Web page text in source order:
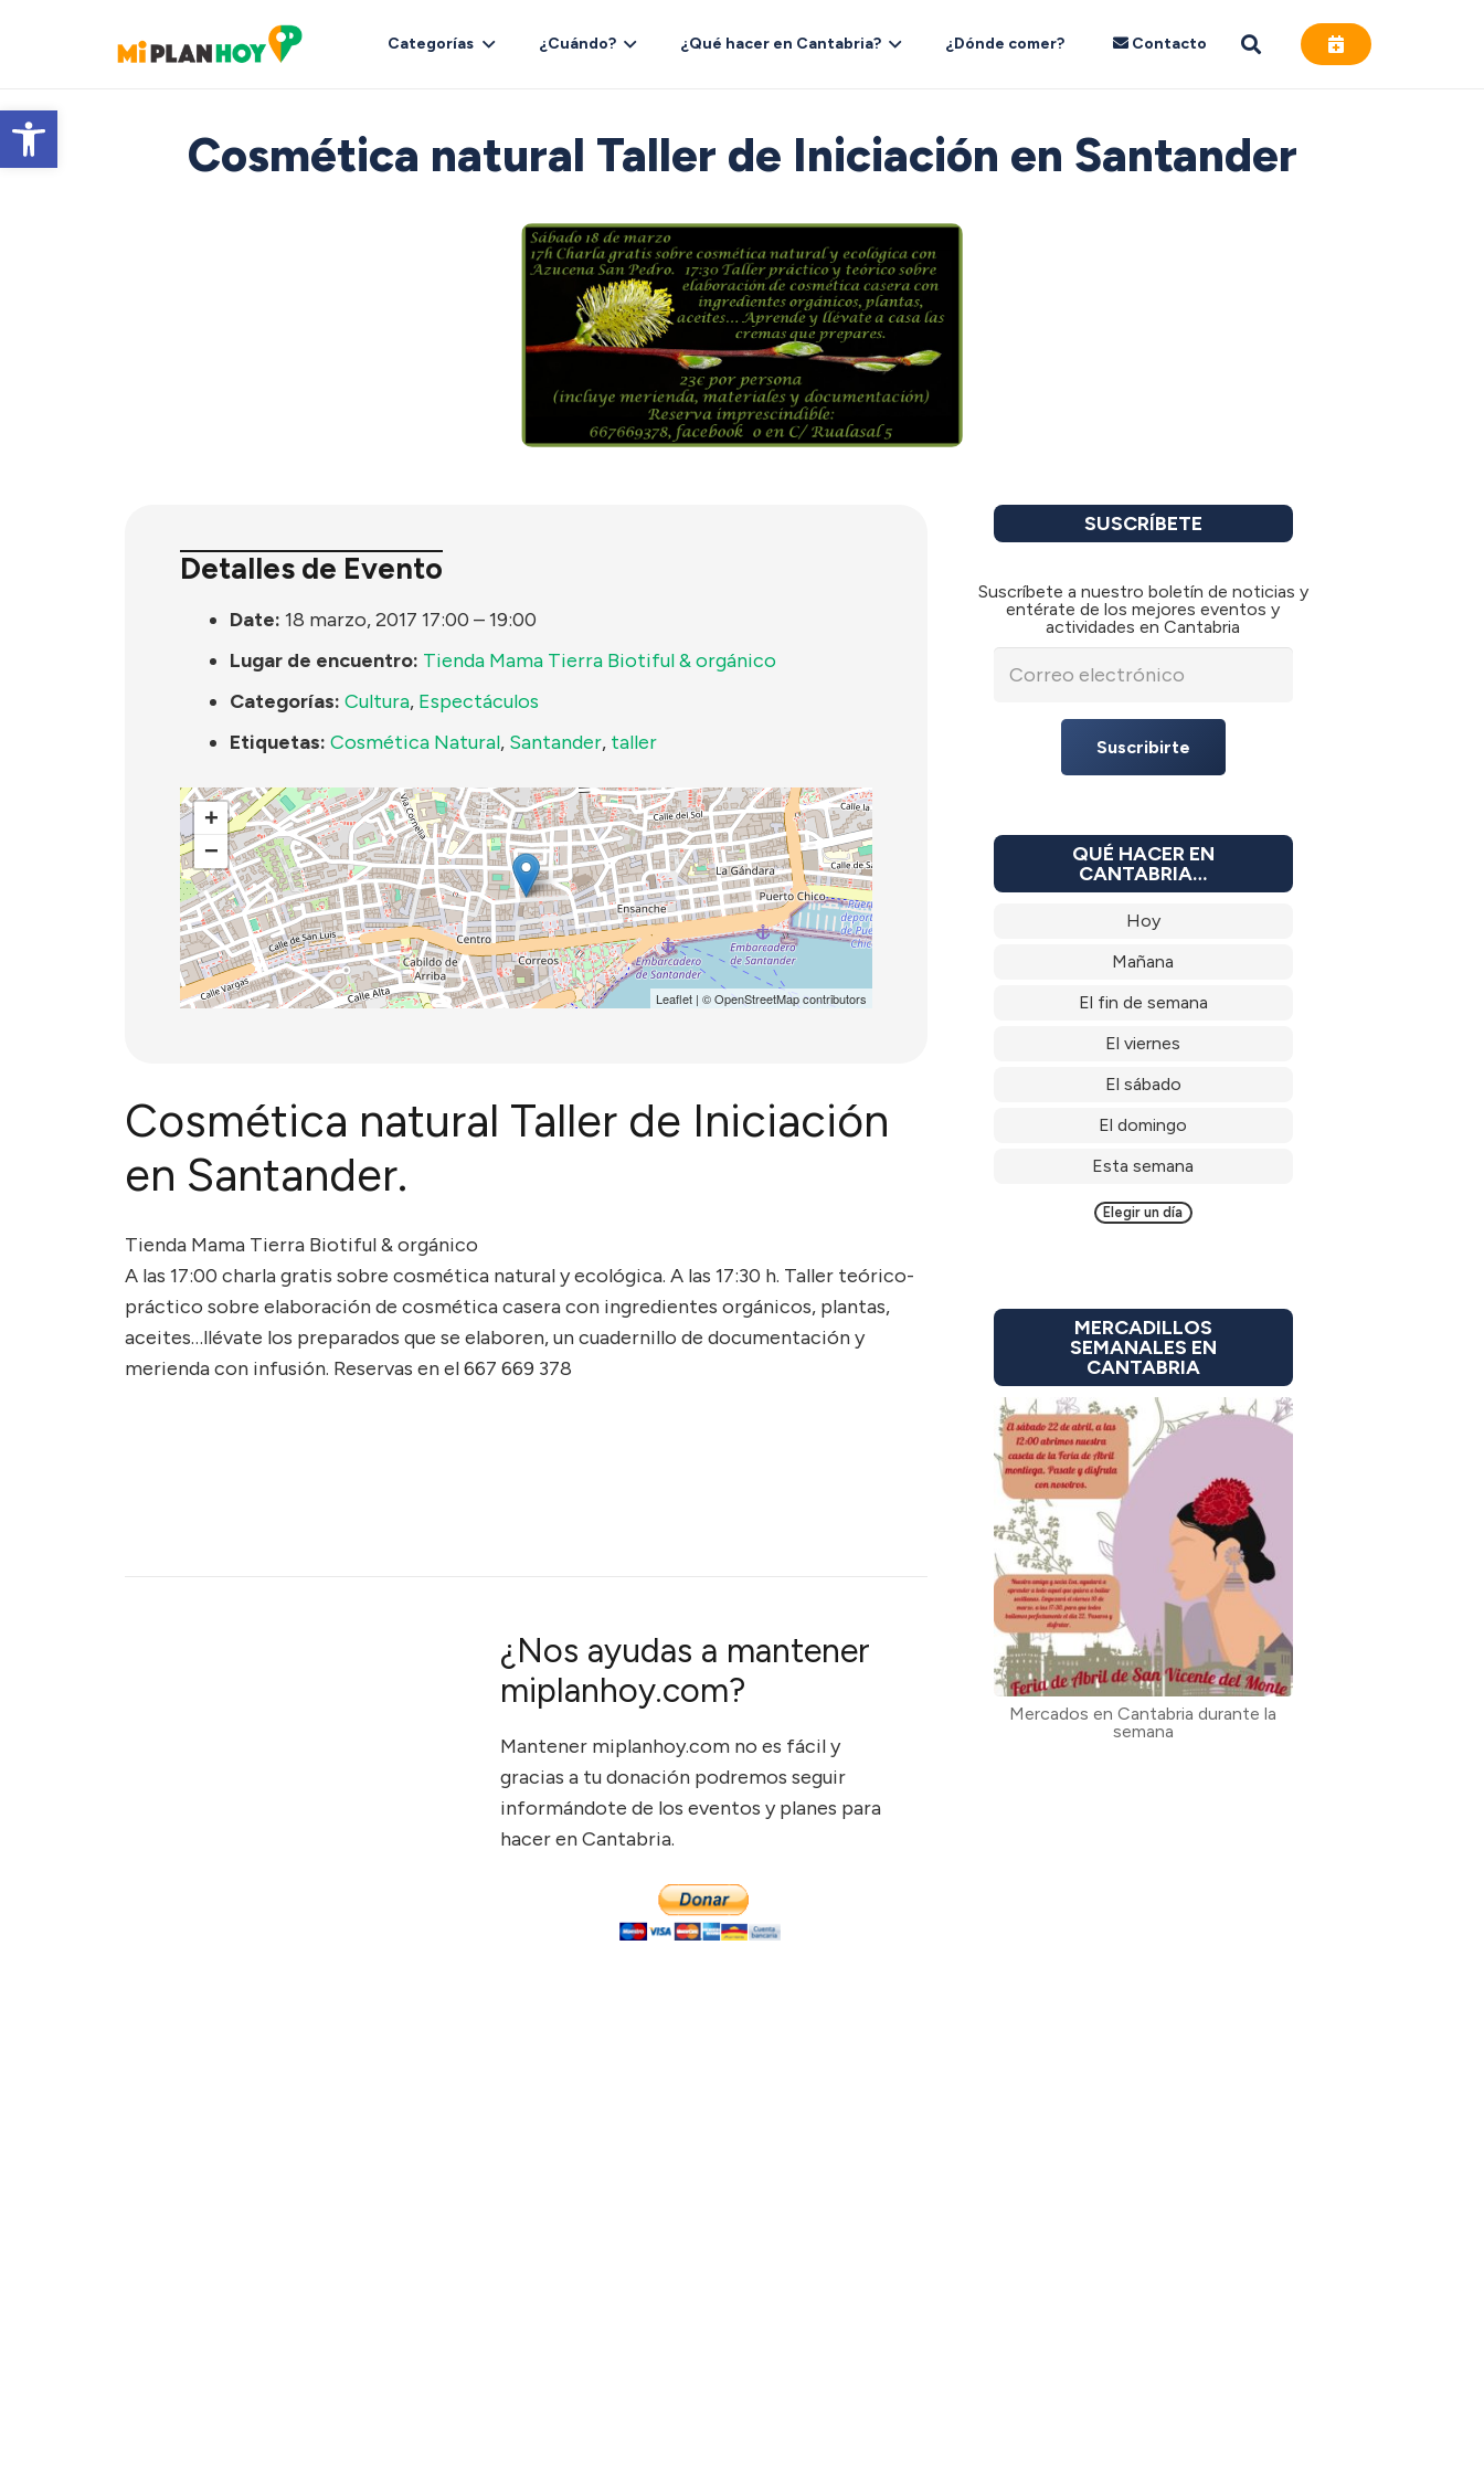
Abrir barra de herramientas
Categorías ¿Cuándo? ¿Qué hacer en Cantabria? ¿Dónde comer? Contacto
Cosmética natural Taller de Iniciación en Santander
Detalles de Evento
Date: 18 marzo, 2017 17:00 –19:00
Lugar de encuentro: Tienda Mama Tierra Biotiful & orgánico
Categorías: Cultura, Espectáculos
Etiquetas: Cosmética Natural, Santander, taller
+
−
Leaflet| ©OpenStreetMapcontributors
Cosmética natural Taller de Iniciación
en Santander.
Tienda Mama Tierra Biotiful & orgánico
A las 17:00 charla gratis sobre cosmética natural y ecológica. A las 17:30 h. Taller teórico-
práctico sobre elaboración de cosmética casera con ingredientes orgánicos, plantas,
aceites…llévate los preparados que se elaboren, un cuadernillo de documentación y
merienda con infusión. Reservas en el 667 669 378
¿Nos ayudas a mantener
miplanhoy.com?
Mantener miplanhoy.com no es fácil y
gracias a tu donación podremos seguir
informándote de los eventos y planes para
hacer en Cantabria.
SUSCRÍBETE
Suscríbete a nuestro boletín de noticias y
entérate de los mejores eventos y
actividades en Cantabria
Suscribirte
QUÉ HACER EN
CANTABRIA…
Hoy
Mañana
El fin de semana
El viernes
El sábado
El domingo
Esta semana
Elegir un día
MERCADILLOS
SEMANALES EN
CANTABRIA
Mercados en Cantabria durante la
semana